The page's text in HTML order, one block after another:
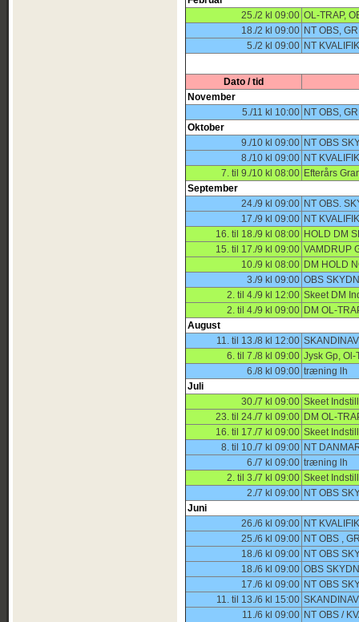
25./2 kl 09:00 OL-TRAP,
18./2 kl 09:00 NT OBS,
5./2 kl 09:00 NT
Dato / tid
November
5./11 kl 10:00 NT OBS,
Oktober
9./10 kl 09:00 NT OBS
8./10 kl 09:00 NT
7. til 9./10 kl 08:00 Efterårs
September
24./9 kl 09:00 NT OBS.
17./9 kl 09:00 NT
16. til 18./9 kl 08:00 HOLD DM
15. til 17./9 kl 09:00 VAMDRUP
10./9 kl 08:00 DM HOLD
3./9 kl 09:00 OBS
2. til 4./9 kl 12:00 Skeet DM
2. til 4./9 kl 09:00 DM OL-
August
11. til 13./8 kl 12:00
6. til 7./8 kl 09:00 Jysk Gp,
6./8 kl 09:00 træning lh
Juli
30./7 kl 09:00 Skeet
23. til 24./7 kl 09:00 DM OL-
16. til 17./7 kl 09:00 Skeet
8. til 10./7 kl 09:00 NT
6./7 kl 09:00 træning lh
2. til 3./7 kl 09:00 Skeet
2./7 kl 09:00 NT OBS
Juni
26./6 kl 09:00 NT
25./6 kl 09:00 NT OBS ,
18./6 kl 09:00 NT OBS
18./6 kl 09:00 OBS
17./6 kl 09:00 NT OBS
11. til 13./6 kl 15:00
11./6 kl 09:00 NT OBS /